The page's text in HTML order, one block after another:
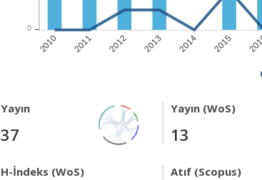
2010 2011 2012 2013 2014 2015
0
Yayın
37
Yayın (WoS)
13
H-İndeks (WoS) Atıf (Scopus)